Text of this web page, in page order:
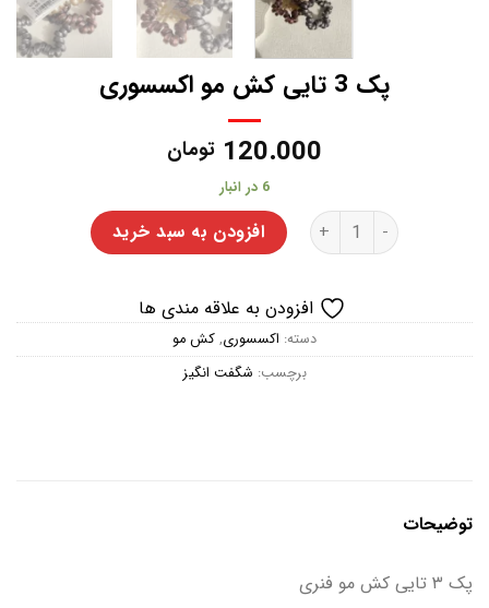
پک 3 تایی کش مو اکسسوری
120.000 تومان
6 در انبار
پک 3 تایی کش مو اکسسوری عدد افزودن به سبد خرید
افزودن به علاقه مندی ها
دسته: اکسسوری, کش مو
برچسب: شگفت انگیز
توضیحات
پک ۳ تایی کش مو فنری